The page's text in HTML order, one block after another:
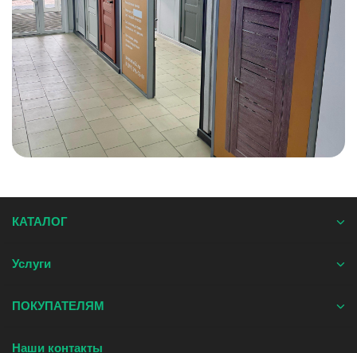
КАТАЛОГ
Услуги
ПОКУПАТЕЛЯМ
Наши контакты